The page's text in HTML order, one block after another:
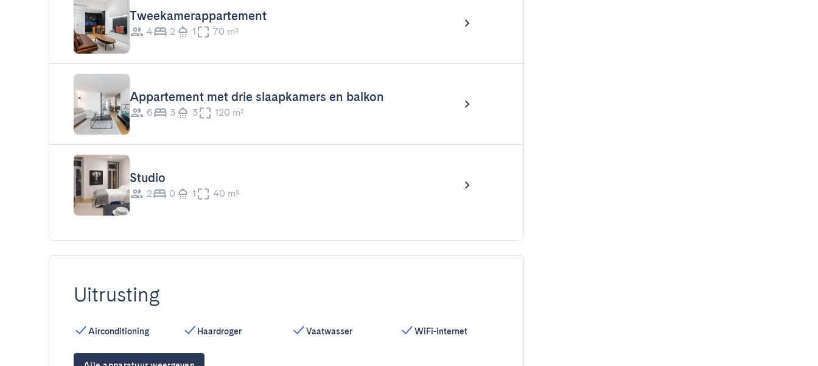
Tweekamerappartement
4 2 1 70 m²
Appartement met drie slaapkamers en balkon
6 3 3 120 m²
Studio
2 0 1 40 m²
Uitrusting
Airconditioning Haardroger Vaatwasser WiFi-internet